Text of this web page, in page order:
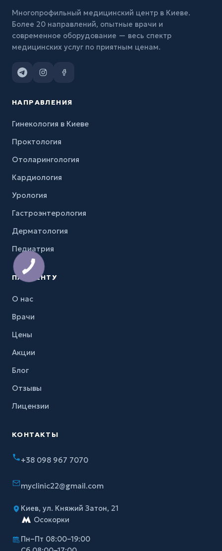
Многопрофильный медицинский центр в Киеве.
Более 20 направлений, опытные врачи и
современное оборудование — весь спектр
медицинских услуг по приятным ценам.
НАПРАВЛЕНИЯ
Гинекология в Киеве
Проктология
Отоларингология
Кардиология
Урология
Гастроэнтерология
Дерматология
Педиатрия
ПАЦИЕНТУ
О нас
Врачи
Цены
Акции
Блог
Отзывы
Лицензии
КОНТАКТЫ
+38 098 967 7070
myclinic22@gmail.com
Киев, ул. Княжий Затон, 21
Осокорки
Пн–Пт 08:00–19:00